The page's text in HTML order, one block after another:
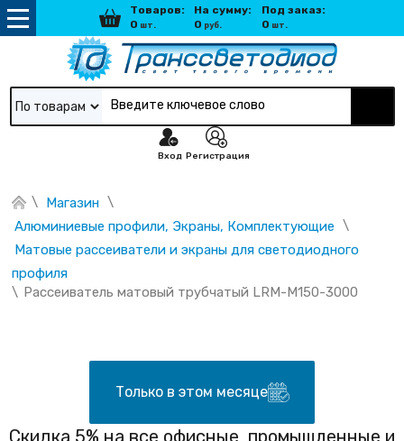
По товарам
Вход Регистрация
Товаров:
0 шт.
На сумму:
0 руб.
Под заказ:
0 шт.
\ Магазин \
Алюминиевые профили, Экраны, Комплектующие \
Матовые рассеиватели и экраны для светодиодного
профиля
\ Рассеиватель матовый трубчатый LRM-М150-3000
Только в этом месяце
Скидка 5% на все офисные, промышленные и